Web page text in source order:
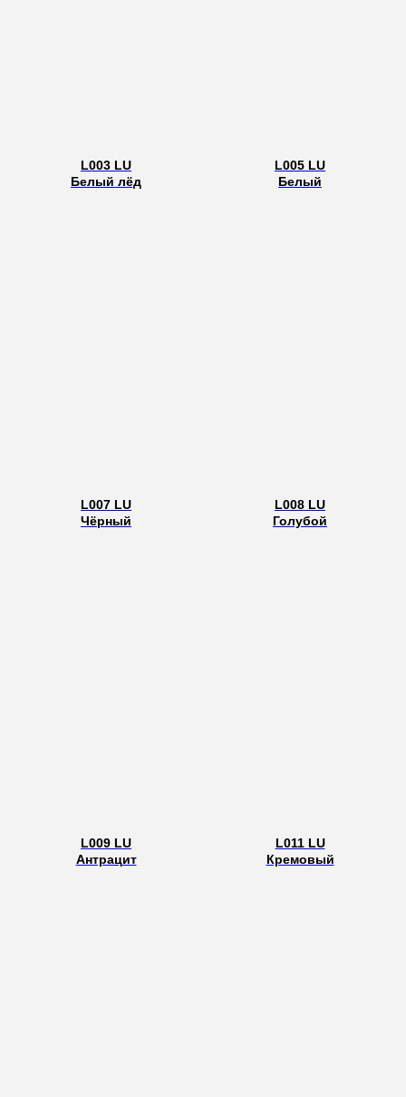
L003 LU
Белый лёд
L005 LU
Белый
L007 LU
Чёрный
L008 LU
Голубой
L009 LU
Антрацит
L011 LU
Кремовый